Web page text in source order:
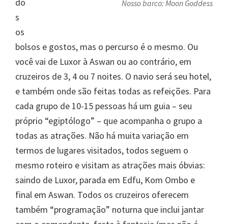
Nosso barco: Moon Goddess
s
os
bolsos e gostos, mas o percurso é o mesmo. Ou
você vai de Luxor à Aswan ou ao contrário, em
cruzeiros de 3, 4 ou 7 noites. O navio será seu hotel,
e também onde são feitas todas as refeições. Para
cada grupo de 10-15 pessoas há um guia – seu
próprio “egiptólogo” – que acompanha o grupo a
todas as atrações. Não há muita variação em
termos de lugares visitados, todos seguem o
mesmo roteiro e visitam as atrações mais óbvias:
saindo de Luxor, parada em Edfu, Kom Ombo e
final em Aswan. Todos os cruzeiros oferecem
também “programação” noturna que inclui jantar